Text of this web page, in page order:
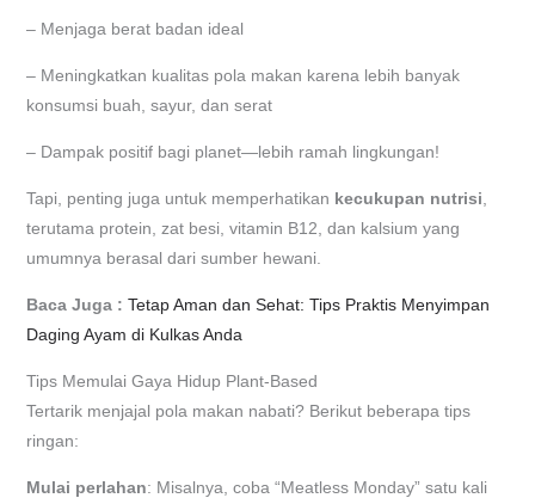
– Menjaga berat badan ideal
– Meningkatkan kualitas pola makan karena lebih banyak
konsumsi buah, sayur, dan serat
– Dampak positif bagi planet—lebih ramah lingkungan!
Tapi, penting juga untuk memperhatikan kecukupan nutrisi
terutama protein, zat besi, vitamin B12, dan kalsium yang
umumnya berasal dari sumber hewani.
Baca Juga : Tetap Aman dan Sehat: Tips Praktis Menyimpan
Daging Ayam di Kulkas Anda
Tips Memulai Gaya Hidup Plant-Based
Tertarik menjajal pola makan nabati? Berikut beberapa tips
ringan:
Mulai perlahan: Misalnya, coba “Meatless Monday” satu kali